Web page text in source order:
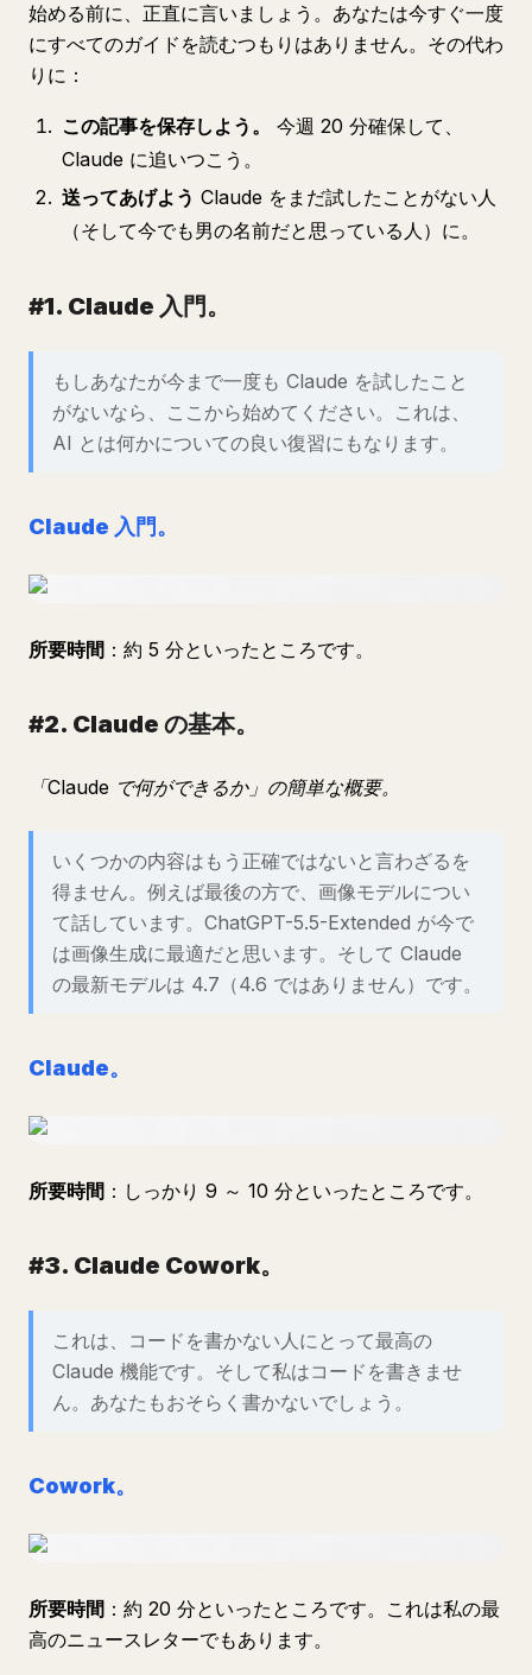
始める前に、正直に言いましょう。あなたは今すぐ一度
にすべてのガイドを読むつもりはありません。その代わ
りに：
この記事を保存しよう。
今週 20 分確保して、
Claude に追いつこう。
送ってあげよう Claude をまだ試したことがない人
（そして今でも男の名前だと思っている人）に。
#1. Claude 入門。
もしあなたが今まで一度も Claude を試したこと
がないなら、ここから始めてください。これは、
AI とは何かについての良い復習にもなります。
Claude 入門。
所要時間 ：約 5 分といったところです。
#2. Claude の基本。
「Claude で何ができるか」の簡単な概要。
いくつかの内容はもう正確ではないと言わざるを
得ません。例えば最後の方で、画像モデルについ
て話しています。ChatGPT-5.5-Extended が今で
は画像生成に最適だと思います。そして Claude
の最新モデルは 4.7（4.6 ではありません）です。
Claude。
所要時間 ：しっかり 9 ～ 10 分といったところです。
#3. Claude Cowork。
これは、コードを書かない人にとって最高の
Claude 機能です。そして私はコードを書きませ
ん。あなたもおそらく書かないでしょう。
Cowork。
所要時間 ：約 20 分といったところです。これは私の最
高のニュースレターでもあります。